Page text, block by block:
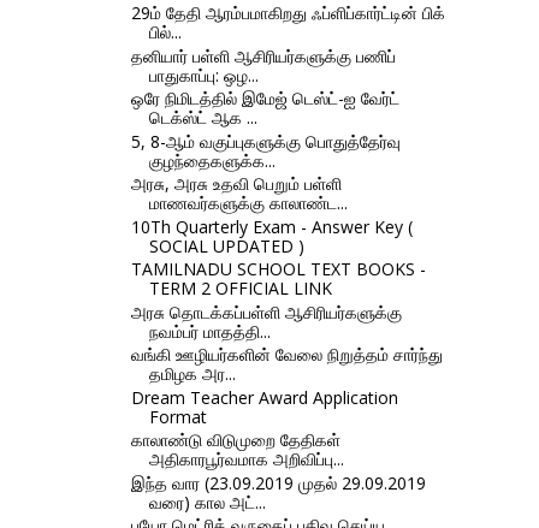
29ம் தேதி ஆரம்பமாகிறது ஃப்ளிப்கார்ட்டின் பிக்
பில்...
தனியார் பள்ளி ஆசிரியர்களுக்கு பணிப்
பாதுகாப்பு: ஒழ...
ஒரே நிமிடத்தில் இமேஜ் டெஸ்ட்-ஐ வேர்ட்
டெக்ஸ்ட் ஆக ...
5, 8-ஆம் வகுப்புகளுக்கு பொதுத்தேர்வு
குழந்தைகளுக்க...
அரசு, அரசு உதவி பெறும் பள்ளி
மாணவர்களுக்கு காலாண்ட...
10Th Quarterly Exam - Answer Key (
SOCIAL UPDATED )
TAMILNADU SCHOOL TEXT BOOKS -
TERM 2 OFFICIAL LINK
அரசு தொடக்கப்பள்ளி ஆசிரியர்களுக்கு
நவம்பர் மாதத்தி...
வங்கி ஊழியர்களின் வேலை நிறுத்தம் சார்ந்து
தமிழக அர...
Dream Teacher Award Application
Format
காலாண்டு விடுமுறை தேதிகள்
அதிகாரபூர்வமாக அறிவிப்பு...
இந்த வார (23.09.2019 முதல் 29.09.2019
வரை) கால அட்...